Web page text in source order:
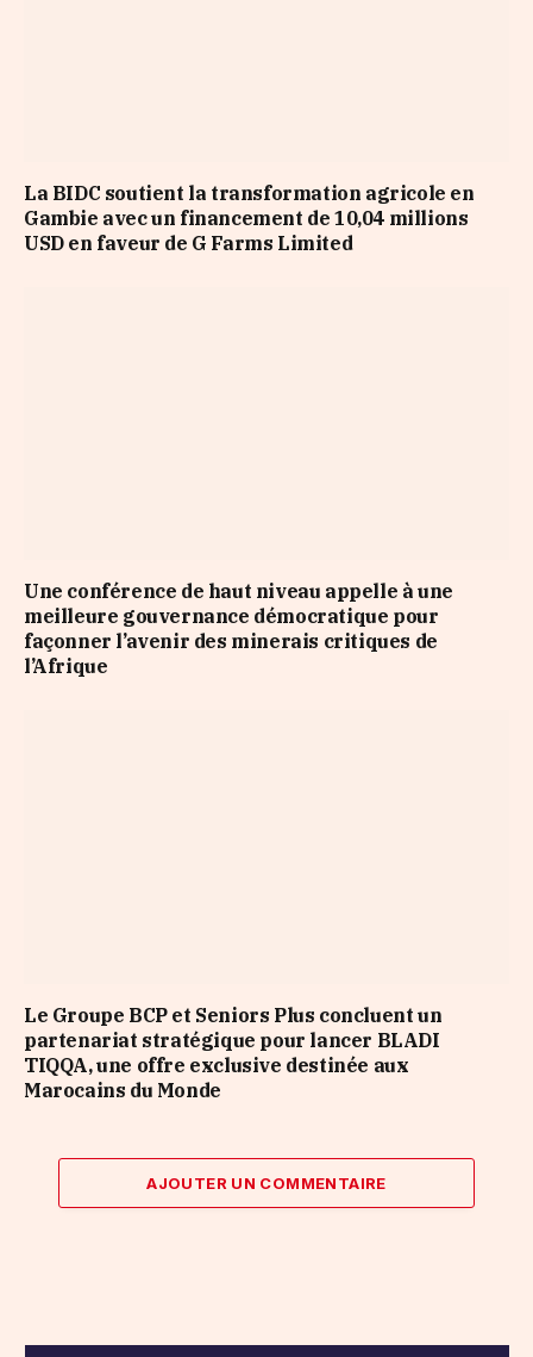
La BIDC soutient la transformation agricole en
Gambie avec un financement de 10,04 millions
USD en faveur de G Farms Limited
Une conférence de haut niveau appelle à une
meilleure gouvernance démocratique pour
façonner l’avenir des minerais critiques de
l’Afrique
Le Groupe BCP et Seniors Plus concluent un
partenariat stratégique pour lancer BLADI
TIQQA, une offre exclusive destinée aux
Marocains du Monde
AJOUTER UN COMMENTAIRE